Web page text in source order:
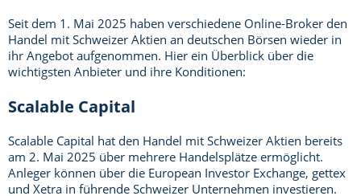
Seit dem 1. Mai 2025 haben verschiedene Online-Broker den
Handel mit Schweizer Aktien an deutschen Börsen wieder in
ihr Angebot aufgenommen. Hier ein Überblick über die
wichtigsten Anbieter und ihre Konditionen:
Scalable Capital
Scalable Capital hat den Handel mit Schweizer Aktien bereits
am 2. Mai 2025 über mehrere Handelsplätze ermöglicht.
Anleger können über die European Investor Exchange, gettex
und Xetra in führende Schweizer Unternehmen investieren.